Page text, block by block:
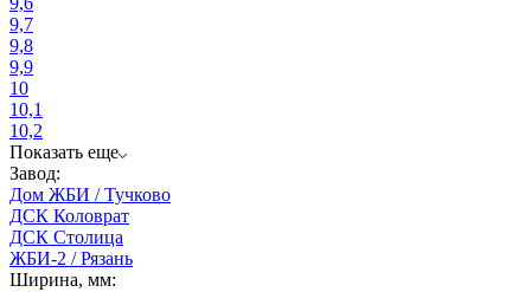
9,7
9,8
9,9
10
10,1
10,2
Показать еще
Завод:
Дом ЖБИ / Тучково
ДСК Коловрат
ДСК Столица
ЖБИ-2 / Рязань
Ширина, мм: